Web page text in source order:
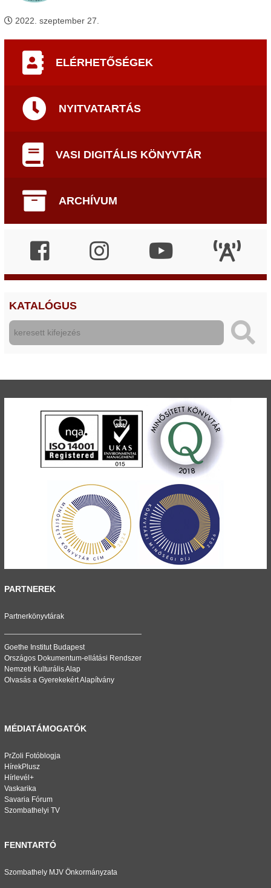
2022. szeptember 27.
ELÉRHETŐSÉGEK
NYITVATARTÁS
VASI DIGITÁLIS KÖNYVTÁR
ARCHÍVUM
KATALÓGUS
PARTNEREK
Partnerkönyvtárak
Goethe Institut Budapest
Országos Dokumentum-ellátási Rendszer
Nemzeti Kulturális Alap
Olvasás a Gyerekekért Alapítvány
MÉDIATÁMOGATÓK
PrZoli Fotóblogja
HírekPlusz
Hírlevél+
Vaskarika
Savaria Fórum
Szombathelyi TV
FENNTARTÓ
Szombathely MJV Önkormányzata